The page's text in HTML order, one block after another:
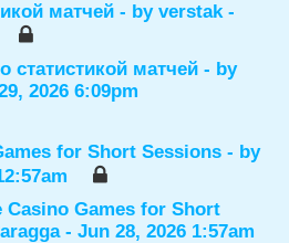
матчей - by verstak-
статистикой матчей - by
2026 6:09pm
for Short Sessions - by
Casino Games for Short
- Jun 28, 2026 1:57am